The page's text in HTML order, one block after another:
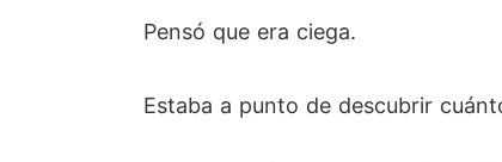
Pensó que era ciega.
Estaba a punto de descubrir